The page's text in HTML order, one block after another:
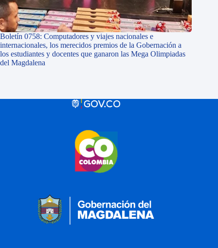
Boletín 0758: Computadores y viajes nacionales e
internacionales, los merecidos premios de la Gobernación a
los estudiantes y docentes que ganaron las Mega Olimpiadas
del Magdalena